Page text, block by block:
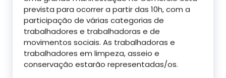
prevista para ocorrer a partir das 10h, com a
participação de várias categorias de
trabalhadores e trabalhadoras e de
movimentos sociais. As trabalhadoras e
trabalhadores em limpeza, asseio e
conservação estarão representadas/os.